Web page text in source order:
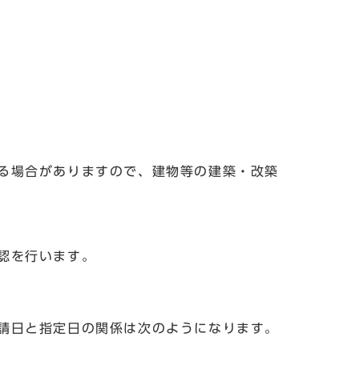
合がありますので、建物等の建築・改築
行います。
と指定日の関係は次のようになります。